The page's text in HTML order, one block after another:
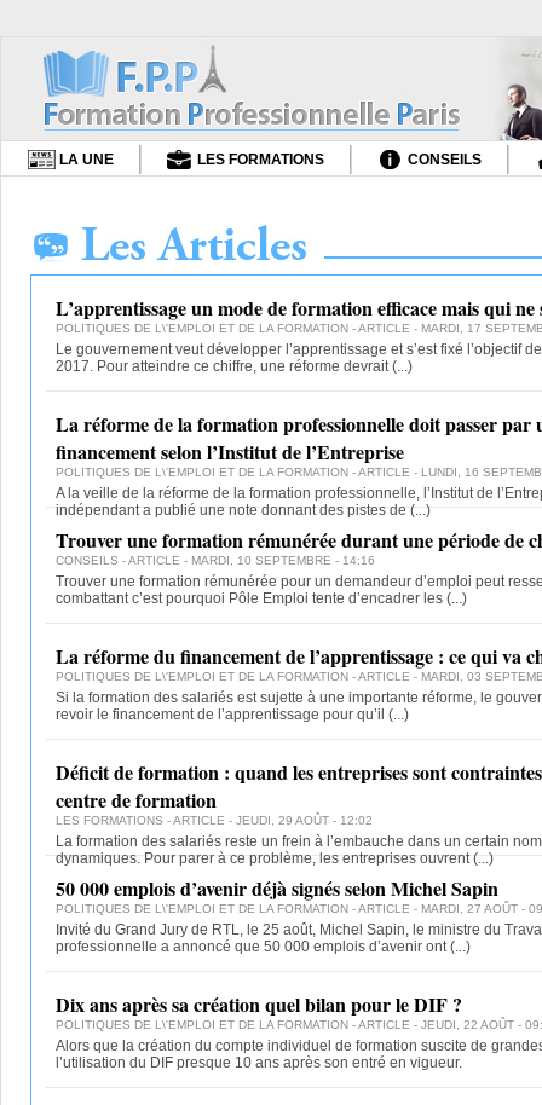
LA UNE LES FORMATIONS CONSEILS
L’apprentissage un mode de formation efficace mais qui ne
POLITIQUES DE L\'EMPLOI ET DE LA FORMATION - ARTICLE - MARDI, 17
Le gouvernement veut développer l’apprentissage et s’est fixé l’objectif
2017. Pour atteindre ce chiffre, une réforme devrait(...)
La réforme de la formation professionnelle doit passer par
financement selon l’Institut de l’Entreprise
POLITIQUES DE L\'EMPLOI ET DE LA FORMATION - ARTICLE - LUNDI, 16
A la veille de la réforme de la formation professionnelle, l’Institut de
indépendant a publié une note donnant des pistes de (...)
Trouver une formation rémunérée durant une période de
CONSEILS - ARTICLE - MARDI, 10 SEPTEMBRE - 14:16
Trouver une formation rémunérée pour un demandeur d’emploi peut
combattant c’est pourquoi Pôle Emploi tente d’encadrer les (...)
La réforme du financement de l’apprentissage : ce qui va
POLITIQUES DE L\'EMPLOI ET DE LA FORMATION - ARTICLE - MARDI, 03
Si la formation des salariés est sujette à une importante réforme, le
revoir le financement de l’apprentissage pour qu’il (...)
Déficit de formation : quand les entreprises sont
centre de formation
LES FORMATIONS - ARTICLE - JEUDI, 29 AOÛT - 12:02
La formation des salariés reste un frein à l’embauche dans un certain
dynamiques. Pour parer à ce problème, les entreprises ouvrent(...)
50 000 emplois d’avenir déjà signés selon Michel Sapin
POLITIQUES DE L\'EMPLOI ET DE LA FORMATION - ARTICLE - MARDI, 27 AOÛT -
Invité du Grand Jury de RTL, le 25 août, Michel Sapin, le ministre du
professionnelle a annoncé que 50 000 emplois d’avenir ont(...)
Dix ans après sa création quel bilan pour le DIF ?
POLITIQUES DE L\'EMPLOI ET DE LA FORMATION - ARTICLE - JEUDI, 22 AOÛT -
Alors que la création du compte individuel de formation suscite de
l’utilisation du DIF presque 10 ans après son entré en vigueur.